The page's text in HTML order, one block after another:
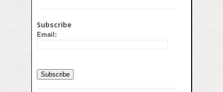
Subscribe
Email: